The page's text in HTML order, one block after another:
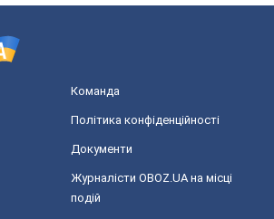
Команда
Політика конфіденційності
Документи
Журналісти OBOZ.UA на місці
подій